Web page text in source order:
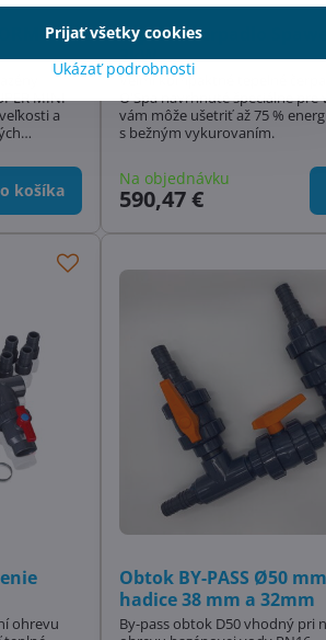
MINI
a
košíka
Tepelné čerpadlo
3kW
Veľmi kompaktné tepelné
O'Spa navrhnuté špeciálne pre
vám môže ušetriť až 75 %
s bežným vykurovaním.
Na objednávku
590,47 €
ohrevu
Obtok BY-PASS Ø50
hadice 38 mm a 32mm
By-pass obtok D50 vhodný pri
Ukázať podrobnosti
Prijať všetky cookies